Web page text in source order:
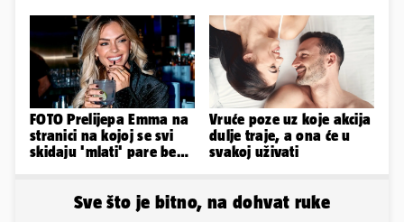
FOTO Prelijepa Emma na
stranici na kojoj se svi
skidaju 'mlati' pare bez
Vruće poze uz koje akcija
dulje traje, a ona će u
svakoj uživati
Sve što je bitno, na dohvat ruke